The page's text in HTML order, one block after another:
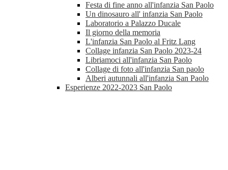
Festa di fine anno all'infanzia San Paolo
Un dinosauro all' infanzia San Paolo
Laboratorio a Palazzo Ducale
Il giorno della memoria
L'infanzia San Paolo al Fritz Lang
Collage infanzia San Paolo 2023-24
Libriamoci all'infanzia San Paolo
Collage di foto all'infanzia San paolo
Alberi autunnali all'infanzia San Paolo
Esperienze 2022-2023 San Paolo